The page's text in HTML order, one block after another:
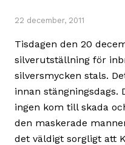
22 december, 2011
Tisdagen den 20
silverutställning för
silversmycken stals.
innan stängningsdags.
ingen kom till skada
den maskerade
det väldigt sorgligt att